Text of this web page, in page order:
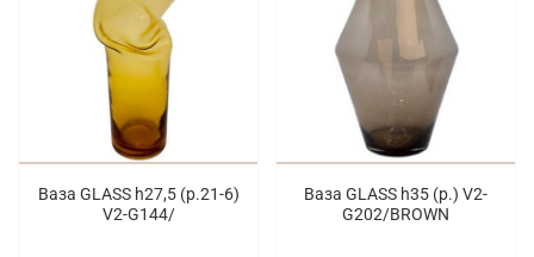
Ваза GLASS h27,5 (p.21-6)
V2-G144/
Ваза GLASS h35 (p.) V2-
G202/BROWN